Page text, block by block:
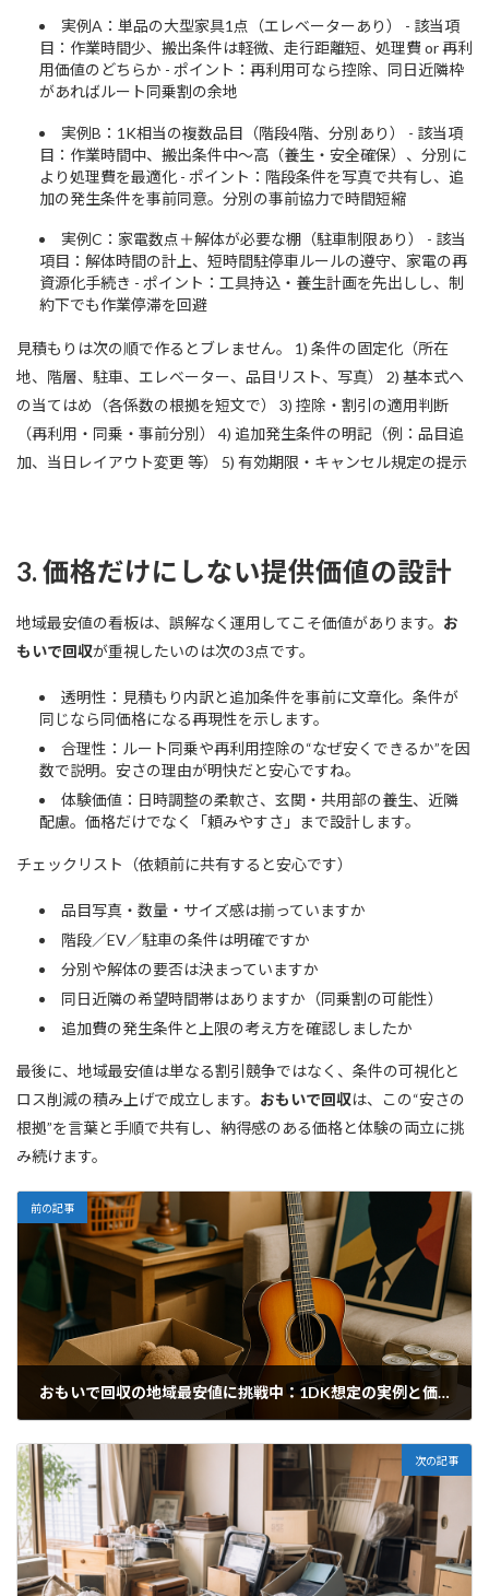
実例A：単品の大型家具1点（エレベーターあり） - 該当項
目：作業時間少、搬出条件は軽微、走行距離短、処理費 or 再利
用価値のどちらか - ポイント：再利用可なら控除、同日近隣枠
があればルート同乗割の余地
実例B：1K相当の複数品目（階段4階、分別あり） - 該当項
目：作業時間中、搬出条件中〜高（養生・安全確保）、分別に
より処理費を最適化 - ポイント：階段条件を写真で共有し、追
加の発生条件を事前同意。分別の事前協力で時間短縮
実例C：家電数点＋解体が必要な棚（駐車制限あり） - 該当
項目：解体時間の計上、短時間駐停車ルールの遵守、家電の再
資源化手続き - ポイント：工具持込・養生計画を先出しし、制
約下でも作業停滞を回避
見積もりは次の順で作るとブレません。 1) 条件の固定化（所在
地、階層、駐車、エレベーター、品目リスト、写真） 2) 基本式へ
の当てはめ（各係数の根拠を短文で） 3) 控除・割引の適用判断
（再利用・同乗・事前分別） 4) 追加発生条件の明記（例：品目追
加、当日レイアウト変更 等） 5) 有効期限・キャンセル規定の提示
3. 価格だけにしない提供価値の設計
地域最安値の看板は、誤解なく運用してこそ価値があります。 お
もいで回収が重視したいのは次の3点です。
透明性：見積もり内訳と追加条件を事前に文章化。条件が
同じなら同価格になる再現性を示します。
合理性：ルート同乗や再利用控除の“なぜ安くできるか”を因
数で説明。安さの理由が明快だと安心ですね。
体験価値：日時調整の柔軟さ、玄関・共用部の養生、近隣
配慮。価格だけでなく「頼みやすさ」まで設計します。
チェックリスト（依頼前に共有すると安心です）
品目写真・数量・サイズ感は揃っていますか
階段／EV／駐車の条件は明確ですか
分別や解体の要否は決まっていますか
同日近隣の希望時間帯はありますか（同乗割の可能性）
追加費の発生条件と上限の考え方を確認しましたか
最後に、地域最安値は単なる割引競争ではなく、条件の可視化と
ロス削減の積み上げで成立します。 おもいで回収は、この“安さの
根拠”を言葉と手順で共有し、納得感のある価格と体験の両立に挑
み続けます。
前の記事
おもいで回収の地域最安値に挑戦中：1DK想定の実例と価値
次の記事